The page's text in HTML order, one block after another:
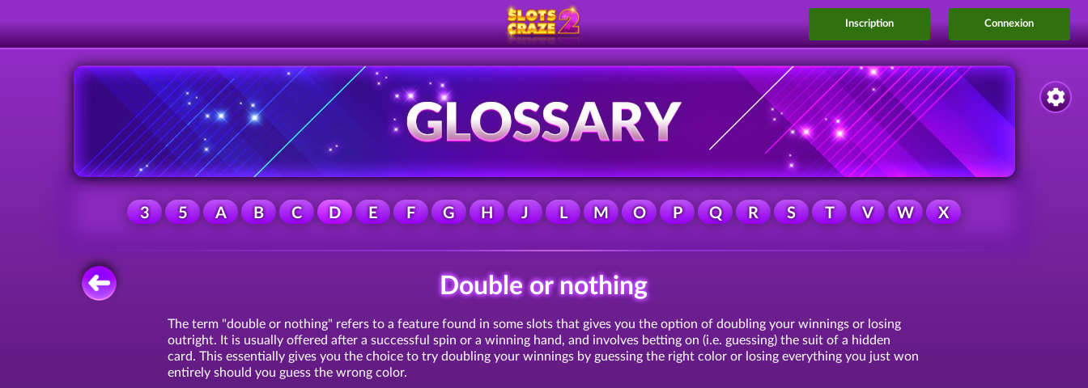
Inscription Connexion
3 5 A B C D E F G H J L M O P Q R S T V W X
Double or nothing
The term "double or nothing" refers to a feature found in some slots that gives you the option of doubling your winnings or losing
outright. It is usually offered after a successful spin or a winning hand, and involves betting on (i.e. guessing) the suit of a hidden
card. This essentially gives you the choice to try doubling your winnings by guessing the right color or losing everything you just won
entirely should you guess the wrong color.